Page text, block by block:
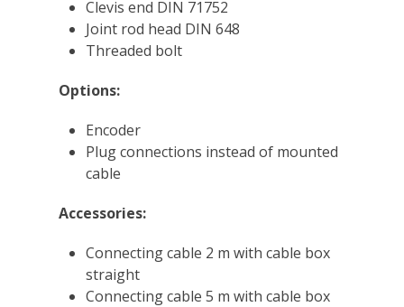
Clevis end DIN 71752
Joint rod head DIN 648
Threaded bolt
Options:
Encoder
Plug connections instead of mounted
cable
Accessories:
Connecting cable 2 m with cable box
straight
Connecting cable 5 m with cable box